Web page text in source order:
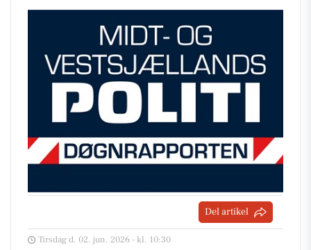
Del artikel
Tirsdag d. 02. jun. 2026 - kl. 10:30